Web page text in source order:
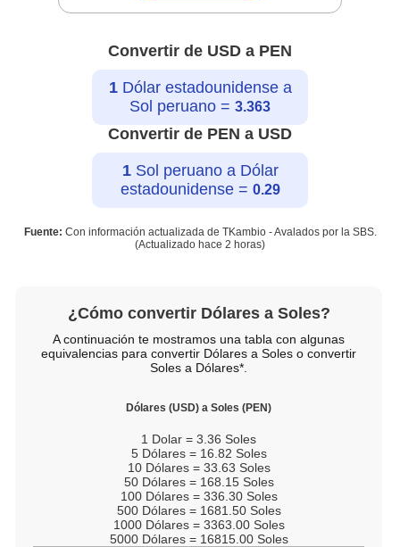
Convertir de USD a PEN
1Dólar estadounidense a
Sol peruano = 3.363
Convertir de PEN a USD
1Sol peruano a Dólar
estadounidense = 0.29
Fuente: Con información actualizada de TKambio - Avalados por la SBS.
(Actualizado hace 2 horas)
¿Cómo convertir Dólares a Soles?
A continuación te mostramos una tabla con algunas
equivalencias para convertir Dólares a Soles o convertir
Soles a Dólares*.
Dólares (USD) a Soles (PEN)
1 Dolar = 3.36 Soles
5Dólares = 16.82 Soles
10Dólares = 33.63 Soles
50Dólares = 168.15Soles
100Dólares = 336.30Soles
500Dólares = 1681.50Soles
1000Dólares = 3363.00Soles
5000Dólares = 16815.00Soles